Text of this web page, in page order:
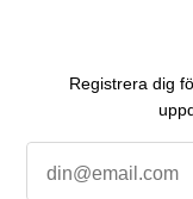
Registrera dig